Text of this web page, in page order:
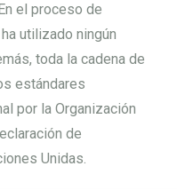
el proceso de
utilizado ningún
toda la cadena de
estándares
por la Organización
de
Unidas.